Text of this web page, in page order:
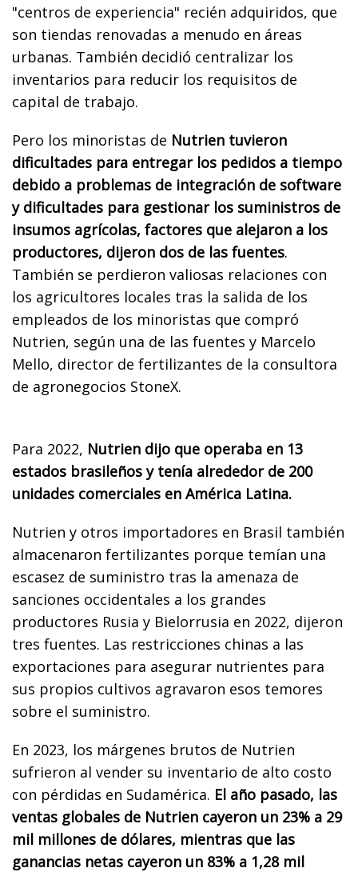
"centros de experiencia" recién adquiridos, que
son tiendas renovadas a menudo en áreas
urbanas. También decidió centralizar los
inventarios para reducir los requisitos de
capital de trabajo.
Pero los minoristas de Nutrien tuvieron
dificultades para entregar los pedidos a tiempo
debido a problemas de integración de software
y dificultades para gestionar los suministros de
insumos agrícolas, factores que alejaron a los
productores, dijeron dos de las fuentes.
También se perdieron valiosas relaciones con
los agricultores locales tras la salida de los
empleados de los minoristas que compró
Nutrien, según una de las fuentes y Marcelo
Mello, director de fertilizantes de la consultora
de agronegocios StoneX.
Para 2022, Nutrien dijo que operaba en 13
estados brasileños y tenía alrededor de 200
unidades comerciales en América Latina.
Nutrien y otros importadores en Brasil también
almacenaron fertilizantes porque temían una
escasez de suministro tras la amenaza de
sanciones occidentales a los grandes
productores Rusia y Bielorrusia en 2022, dijeron
tres fuentes. Las restricciones chinas a las
exportaciones para asegurar nutrientes para
sus propios cultivos agravaron esos temores
sobre el suministro.
En 2023, los márgenes brutos de Nutrien
sufrieron al vender su inventario de alto costo
con pérdidas en Sudamérica. El año pasado, las
ventas globales de Nutrien cayeron un 23% a 29
mil millones de dólares, mientras que las
ganancias netas cayeron un 83% a 1,28 mil